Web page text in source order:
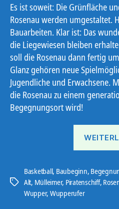
Es ist soweit: Die Grünfläche
Rosenau werden umgestaltet.
Bauarbeiten. Klar ist: Das
die Liegewiesen bleiben
soll die Rosenau dann fertig
Glanz gehören neue
Jugendliche und Erwachsene.
die Rosenau zu einem
Begegnungsort wird!
Schlagwörter
Basketball, Baubeginn,
Alt, Mülleimer, Piratenschiff,
Wupper, Wupperufer